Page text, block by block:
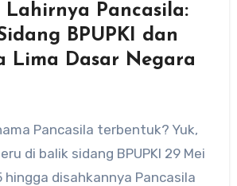
Lahirnya Pancasila:
BPUPKI dan
Lima Dasar Negara
Pancasila terbentuk? Yuk,
di balik sidang BPUPKI 29 Mei
hingga disahkannya Pancasila